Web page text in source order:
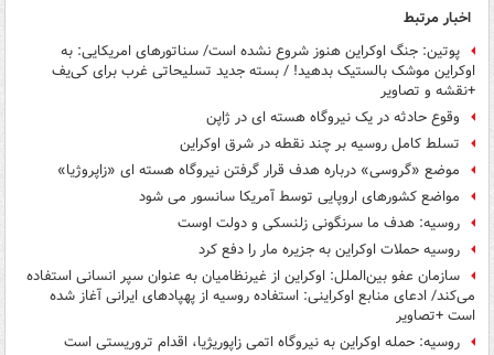
اخبار مرتبط
پوتین: جنگ اوکراین هنوز شروع نشده است/ سناتورهای امریکایی: به
اوکراین موشک بالستیک بدهید! / بسته جدید تسلیحاتی غرب برای کی‌یف
+نقشه و تصاویر
وقوع حادثه در یک نیروگاه هسته ای در ژاپن
تسلط کامل روسیه بر چند نقطه در شرق اوکراین
موضع «گروسی» درباره هدف قرار گرفتن نیروگاه هسته‌ ای «زاپروژیا»
مواضع کشورهای اروپایی توسط آمریکا سانسور می شود
روسیه: هدف ما سرنگونی زلنسکی و دولت اوست
روسیه حملات اوکراین به جزیره مار را دفع کرد
سازمان عفو بین‌الملل: اوکراین از غیرنظامیان به عنوان سپر انسانی استفاده‌
می‌کند/ ادعای منابع اوکراینی: استفاده روسیه از پهپادهای ایرانی آغاز شده
است +تصاویر
روسیه: حمله اوکراین به نیروگاه اتمی زاپوریژیا، اقدام تروریستی است